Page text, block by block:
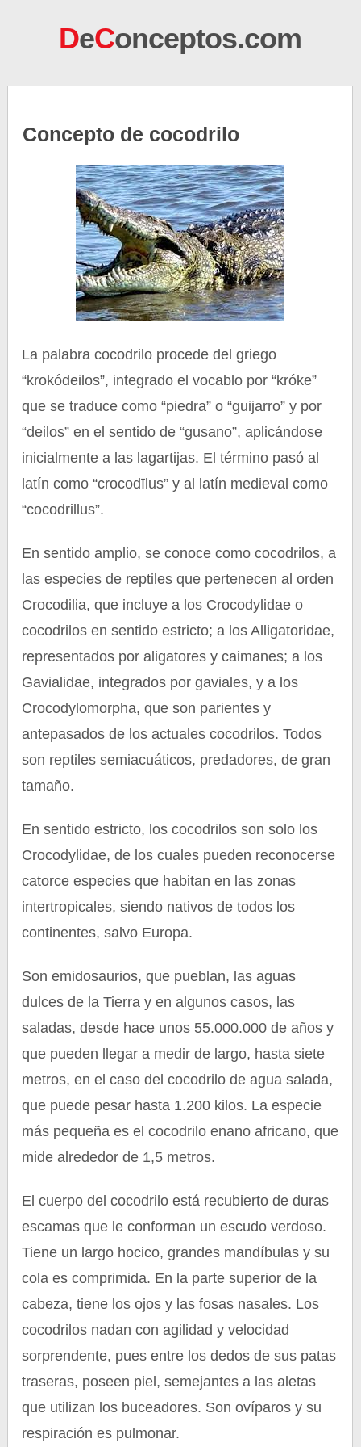
DeConceptos.com
Concepto de cocodrilo
La palabra cocodrilo procede del griego
“krokódeilos”, integrado el vocablo por “króke”
que se traduce como “piedra” o “guijarro” y por
“deilos” en el sentido de “gusano”, aplicándose
inicialmente a las lagartijas. El término pasó al
latín como “crocodīlus” y al latín medieval como
“cocodrillus”.
En sentido amplio, se conoce como cocodrilos, a
las especies de reptiles que pertenecen al orden
Crocodilia, que incluye a los Crocodylidae o
cocodrilos en sentido estricto; a los Alligatoridae,
representados por aligatores y caimanes; a los
Gavialidae, integrados por gaviales, y a los
Crocodylomorpha, que son parientes y
antepasados de los actuales cocodrilos. Todos
son reptiles semiacuáticos, predadores, de gran
tamaño.
En sentido estricto, los cocodrilos son solo los
Crocodylidae, de los cuales pueden reconocerse
catorce especies que habitan en las zonas
intertropicales, siendo nativos de todos los
continentes, salvo Europa.
Son emidosaurios, que pueblan, las aguas
dulces de la Tierra y en algunos casos, las
saladas, desde hace unos 55.000.000 de años y
que pueden llegar a medir de largo, hasta siete
metros, en el caso del cocodrilo de agua salada,
que puede pesar hasta 1.200 kilos. La especie
más pequeña es el cocodrilo enano africano, que
mide alrededor de 1,5 metros.
El cuerpo del cocodrilo está recubierto de duras
escamas que le conforman un escudo verdoso.
Tiene un largo hocico, grandes mandíbulas y su
cola es comprimida. En la parte superior de la
cabeza, tiene los ojos y las fosas nasales. Los
cocodrilos nadan con agilidad y velocidad
sorprendente, pues entre los dedos de sus patas
traseras, poseen piel, semejantes a las aletas
que utilizan los buceadores. Son ovíparos y su
respiración es pulmonar.